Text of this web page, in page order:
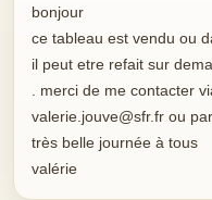
bonjour
ce tableau est vendu ou
il peut etre refait sur
. merci de me contacter
valerie.jouve@sfr.fr ou
très belle journée à tous
valérie